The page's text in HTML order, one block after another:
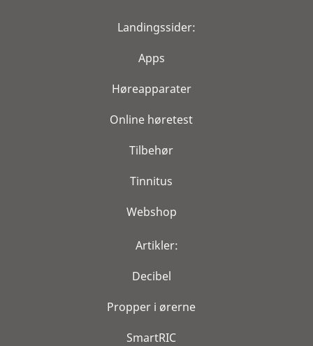
Landingssider:
Apps
Høreapparater
Online høretest
Tilbehør
Tinnitus
Webshop
Artikler:
Decibel
Propper i ørerne
SmartRIC